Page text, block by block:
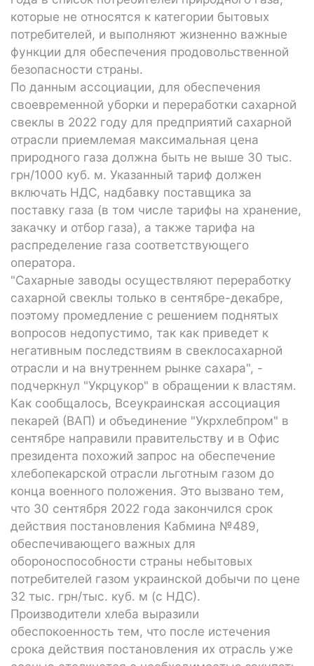
которые не относятся к категории бытовых
потребителей, и выполняют жизненно важные
функции для обеспечения продовольственной
безопасности страны.
По данным ассоциации, для обеспечения
своевременной уборки и переработки сахарной
свеклы в 2022 году для предприятий сахарной
отрасли приемлемая максимальная цена
природного газа должна быть не выше 30 тыс.
грн/1000 куб. м. Указанный тариф должен
включать НДС, надбавку поставщика за
поставку газа (в том числе тарифы на хранение,
закачку и отбор газа), а также тарифа на
распределение газа соответствующего
оператора.
"Сахарные заводы осуществляют переработку
сахарной свеклы только в сентябре-декабре,
поэтому промедление с решением поднятых
вопросов недопустимо, так как приведет к
негативным последствиям в свеклосахарной
отрасли и на внутреннем рынке сахара", -
подчеркнул "Укрцукор" в обращении к властям.
Как сообщалось, Всеукраинская ассоциация
пекарей (ВАП) и объединение "Укрхлебпром" в
сентябре направили правительству и в Офис
президента похожий запрос на обеспечение
хлебопекарской отрасли льготным газом до
конца военного положения. Это вызвано тем,
что 30 сентября 2022 года закончился срок
действия постановления Кабмина №489,
обеспечивающего важных для
обороноспособности страны небытовых
потребителей газом украинской добычи по цене
32 тыс. грн/тыс. куб. м (с НДС).
Производители хлеба выразили
обеспокоенность тем, что после истечения
срока действия постановления их отрасль уже